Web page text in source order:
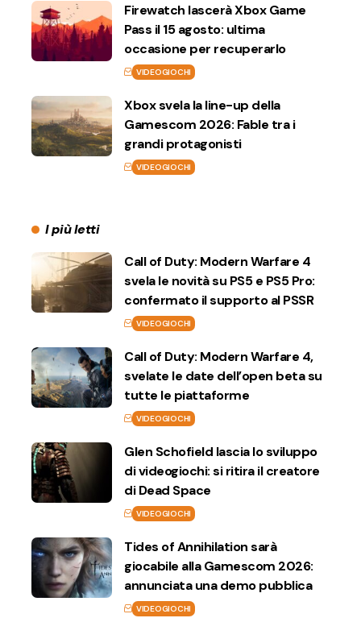
Firewatch lascerà Xbox Game
Pass il 15 agosto: ultima
occasione per recuperarlo
VIDEOGIOCHI
Xbox svela la line-up della
Gamescom 2026: Fable tra i
grandi protagonisti
VIDEOGIOCHI
I più letti
Call of Duty: Modern Warfare 4
svela le novità su PS5 e PS5 Pro:
confermato il supporto al PSSR
VIDEOGIOCHI
Call of Duty: Modern Warfare 4,
svelate le date dell’open beta su
tutte le piattaforme
VIDEOGIOCHI
Glen Schofield lascia lo sviluppo
di videogiochi: si ritira il creatore
di Dead Space
VIDEOGIOCHI
Tides of Annihilation sarà
giocabile alla Gamescom 2026:
annunciata una demo pubblica
VIDEOGIOCHI